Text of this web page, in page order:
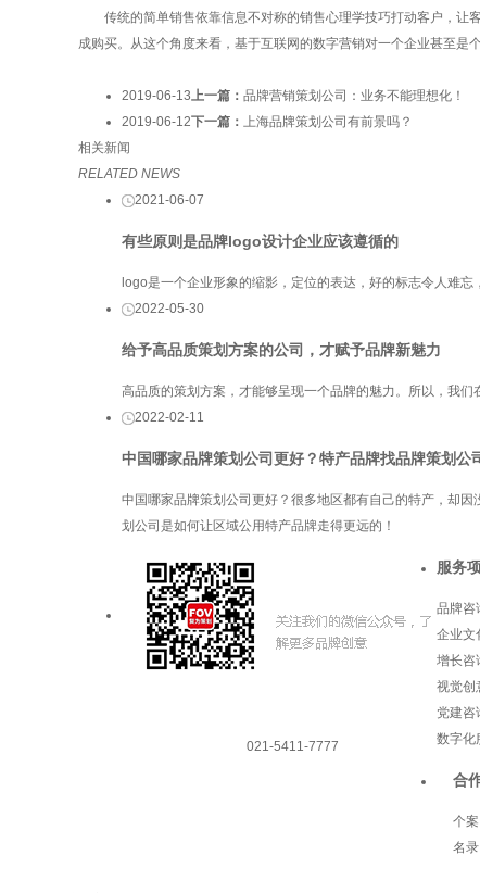
传统的简单销售依靠信息不对称的销售心理学技巧打动客户，让
成购买。从这个角度来看，基于互联网的数字营销对一个企业甚至是
2019-06-13上一篇： 品牌营销策划​公司：业务不能理想化！
2019-06-12下一篇： 上海品牌策划公司有前景吗？​
相关新闻
RELATED NEWS
2021-06-07
有些原则是品牌logo设计企业应该遵循的
logo是一个企业形象的缩影，定位的表达，好的标志令人难
2022-05-30
给予高品质策划方案的公司，才赋予品牌新魅力
高品质的策划方案，才能够呈现一个品牌的魅力。所以，我
2022-02-11
中国哪家品牌策划公司更好？特产品牌找品牌策划公
中国哪家品牌策划公司更好？很多地区都有自己的特产，却
划公司是如何让区域公用特产品牌走得更远的！
021-5411-7777
服务
品牌咨
企业文
增长咨
视觉创
党建咨
数字化
合
个案
名录